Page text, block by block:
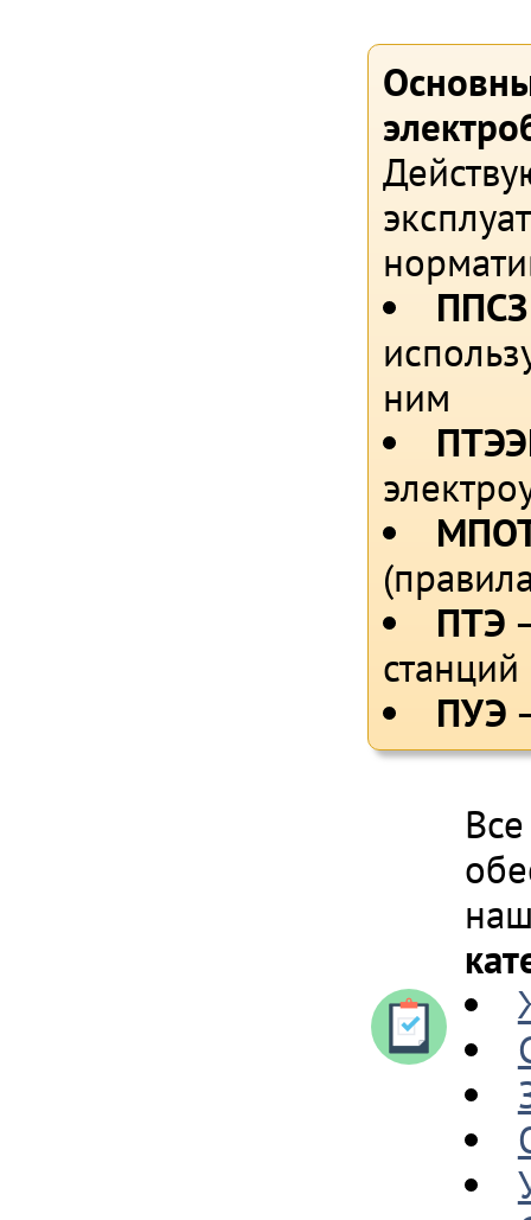
ППСЗ
ним
ПТЭ
ПУЭ